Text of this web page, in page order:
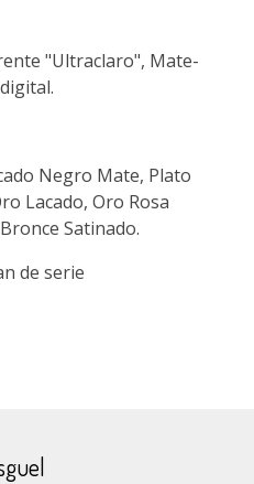
"Ultraclaro", Mate-
Negro Mate, Plato
Lacado, Oro Rosa
Satinado.
de serie